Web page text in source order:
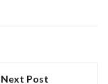
Next Post